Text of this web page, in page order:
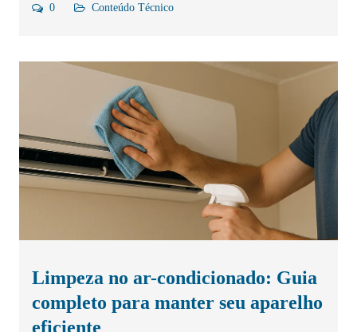
0
Conteúdo Técnico
Limpeza no ar-condicionado: Guia
completo para manter seu aparelho
eficiente